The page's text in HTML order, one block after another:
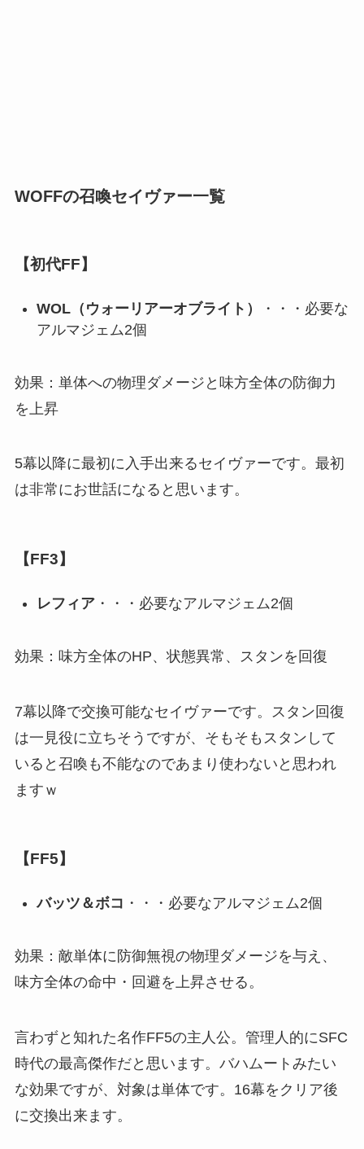
WOFFの召喚セイヴァー一覧
【初代FF】
WOL（ウォーリアーオブライト）
・・・必要な
アルマジェム2個
効果：単体への物理ダメージと味方全体の防御力
を上昇
5幕以降に最初に入手出来るセイヴァーです。最初
は非常にお世話になると思います。
【FF3】
レフィア・・・必要なアルマジェム2個
効果：味方全体のHP、状態異常、スタンを回復
7幕以降で交換可能なセイヴァーです。スタン回復
は一見役に立ちそうですが、そもそもスタンして
いると召喚も不能なのであまり使わないと思われ
ますｗ
【FF5】
バッツ＆ボコ ・・・必要なアルマジェム2個
効果：敵単体に防御無視の物理ダメージを与え、
味方全体の命中・回避を上昇させる。
言わずと知れた名作FF5の主人公。管理人的にSFC
時代の最高傑作だと思います。バハムートみたい
な効果ですが、対象は単体です。16幕をクリア後
に交換出来ます。